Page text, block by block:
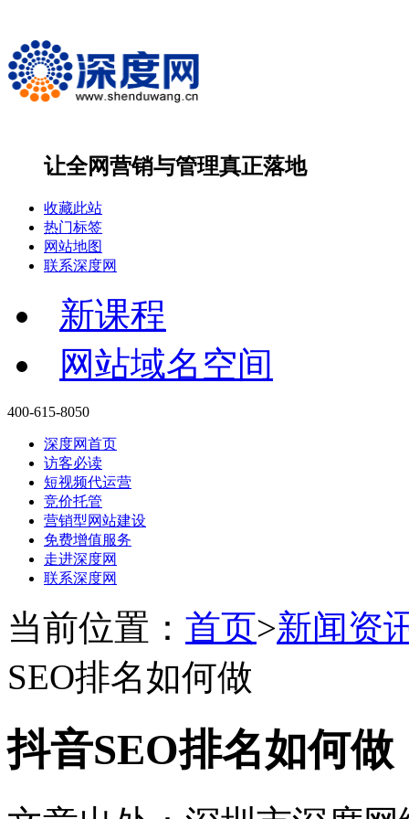
让全网营销与管理真正落地
收藏此站
热门标签
网站地图
联系深度网
新课程
网站域名空间
400-615-8050
深度网首页
访客必读
短视频代运营
竞价托管
营销型网站建设
免费增值服务
走进深度网
联系深度网
当前位置： 首页>新闻资
SEO排名如何做
抖音SEO排名如何做